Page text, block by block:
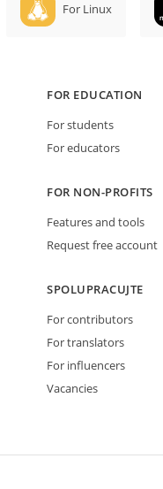
For Linux
FOR EDUCATION
For students
For educators
FOR NON-PROFITS
Features and tools
Request free account
SPOLUPRACUJTE
For contributors
For translators
For influencers
Vacancies